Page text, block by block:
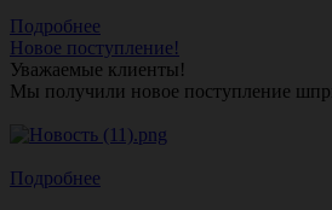
Подробнее
Новое поступление!
Уважаемые клиенты!
Мы получили новое поступление
Подробнее